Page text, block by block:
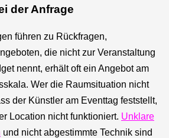
der Anfrage
führen zu Rückfragen,
die nicht zur Veranstaltung
nennt, erhält oft ein Angebot am
Wer die Raumsituation nicht
der Künstler am Eventtag feststellt,
Location nicht funktioniert. Unklare
und nicht abgestimmte Technik sind